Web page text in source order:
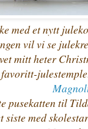
med et nytt
vil vi se
mitt heter
pusekatten til
med